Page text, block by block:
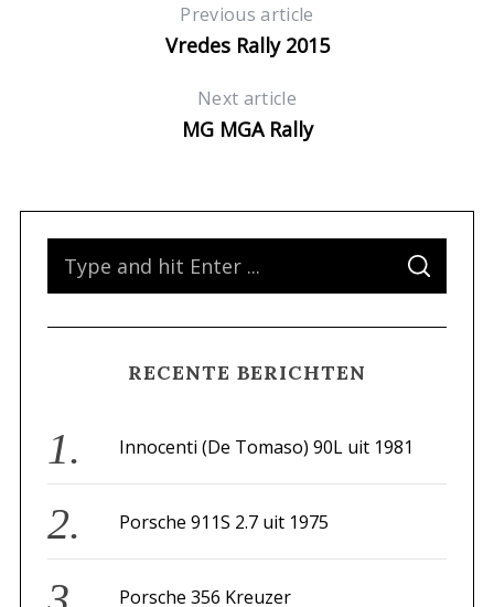
Previous article
Vredes Rally 2015
Next article
MG MGA Rally
f
o
:
S
A
C
RECENTE BERICHTEN
Innocenti (De Tomaso) 90L uit 1981
Porsche 911S 2.7 uit 1975
Porsche 356 Kreuzer